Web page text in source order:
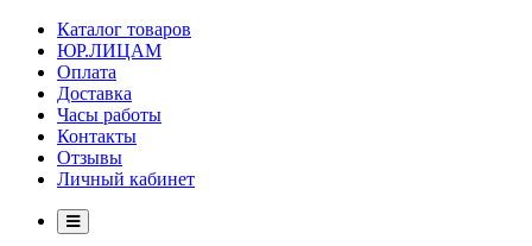
Каталог товаров
ЮР.ЛИЦАМ
Оплата
Доставка
Часы работы
Контакты
Отзывы
Личный кабинет